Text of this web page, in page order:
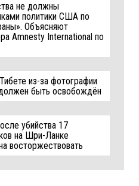
не должны
политики США по
Объясняют
Amnesty International по
из-за фотографии
быть освобождён
убийства 17
на Шри-Ланке
восторжествовать